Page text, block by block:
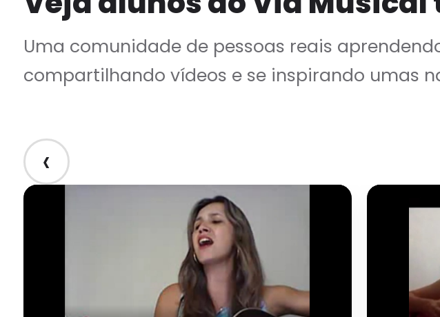
Uma comunidade de pessoas reais
compartilhando vídeos e se inspirando umas
‹